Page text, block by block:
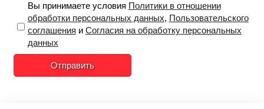
Вы принимаете условия Политики в отношении
обработки персональных данных, Пользовательского
соглашения и Согласия на обработку персональных
данных
Отправить